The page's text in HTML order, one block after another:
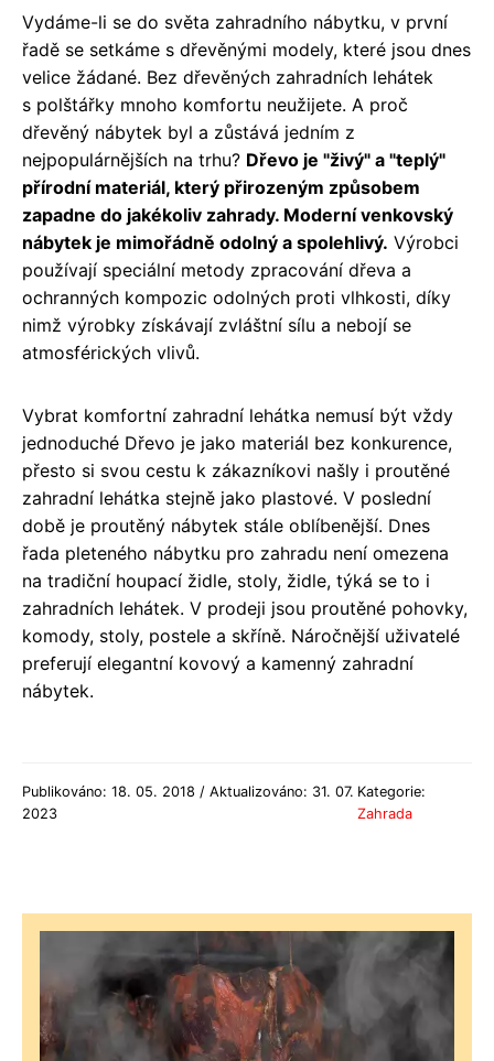
Vydáme-li se do světa zahradního nábytku, v první
řadě se setkáme s dřevěnými modely, které jsou dnes
velice žádané. Bez dřevěných zahradních lehátek
s polštářky mnoho komfortu neužijete. A proč
dřevěný nábytek byl a zůstává jedním z
nejpopulárnějších na trhu? Dřevo je "živý" a "teplý"
přírodní materiál, který přirozeným způsobem
zapadne do jakékoliv zahrady. Moderní venkovský
nábytek je mimořádně odolný a spolehlivý. Výrobci
používají speciální metody zpracování dřeva a
ochranných kompozic odolných proti vlhkosti, díky
nimž výrobky získávají zvláštní sílu a nebojí se
atmosférických vlivů.
Vybrat komfortní zahradní lehátka nemusí být vždy
jednoduché Dřevo je jako materiál bez konkurence,
přesto si svou cestu k zákazníkovi našly i proutěné
zahradní lehátka stejně jako plastové. V poslední
době je proutěný nábytek stále oblíbenější. Dnes
řada pleteného nábytku pro zahradu není omezena
na tradiční houpací židle, stoly, židle, týká se to i
zahradních lehátek. V prodeji jsou proutěné pohovky,
komody, stoly, postele a skříně. Náročnější uživatelé
preferují elegantní kovový a kamenný zahradní
nábytek.
Publikováno: 18. 05. 2018 / Aktualizováno: 31. 07.
2023
Kategorie:
Zahrada